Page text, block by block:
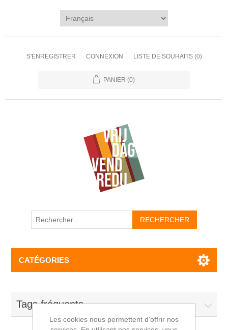
S'ENREGISTRER CONNEXION LISTE DE SOUHAITS (0)
PANIER (0)
CATÉGORIES
Tags fréquents
Les cookies nous permettent d'offrir nos